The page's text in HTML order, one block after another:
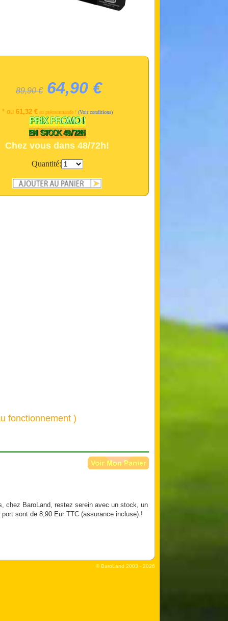
89,90 € 64,90 €
* ou 61,32 €en précommande ! (Voir conditions)
Chez vous dans 48/72h!
Quantité:
fonctionnement )
chez BaroLand, restez serein avec un stock, un
sont de 8,90 Eur TTC (assurance incluse) !
© BaroLand 2003 - 2026